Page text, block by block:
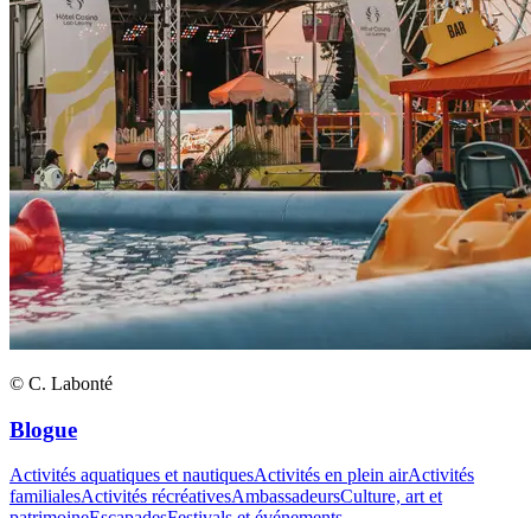
© C. Labonté
Blogue
Activités aquatiques et nautiquesActivités en plein airActivités
familialesActivités récréativesAmbassadeursCulture, art et